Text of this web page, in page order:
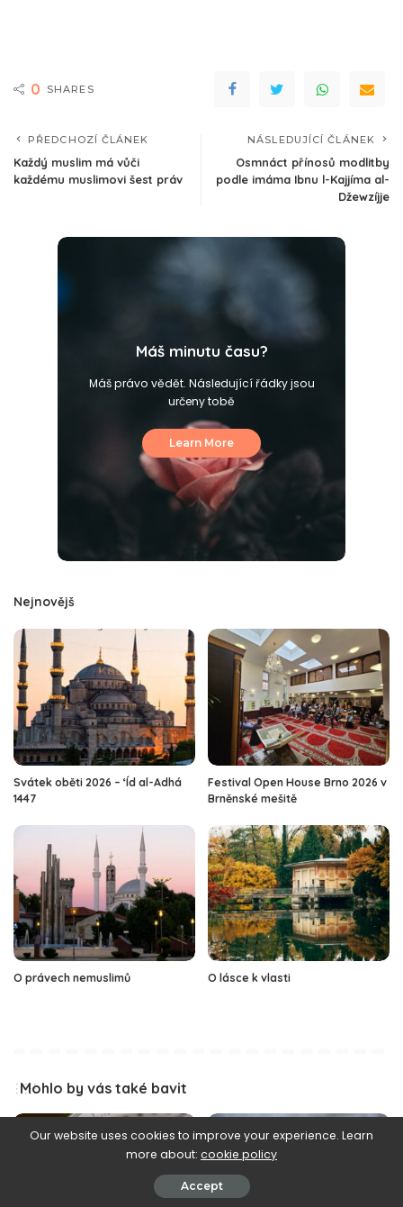
0 SHARES
PŘEDCHOZÍ ČLÁNEK
Každý muslim má vůči
každému muslimovi šest práv
NÁSLEDUJÍCÍ ČLÁNEK
Osmnáct přínosů modlitby
podle imáma Ibnu l-Kajjíma al-
Džewzíjje
Máš minutu času?
Máš právo vědět. Následující řádky jsou
určeny tobě
Learn More
Nejnovějš
Svátek oběti 2026 – ‘Íd al-Adhá
1447
Festival Open House Brno 2026 v
Brněnské mešitě
O právech nemuslimů O lásce k vlasti
Mohlo by vás také bavit
K zamyšlení
Korán a koránské nauky
Our website uses cookies to improve your experience. Learn
more about: cookie policy
Accept